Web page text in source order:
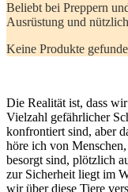
Beliebt bei Preppern
Ausrüstung und⁤
Keine Produkte
Die⁤ Realität ist, dass
⁢Vielzahl ⁤gefährlicher
konfrontiert sind, aber
⁣höre ⁤ich ⁢von
besorgt sind,⁤ plötzlich
zur Sicherheit liegt​ im​
wir über​ diese‌ Tiere